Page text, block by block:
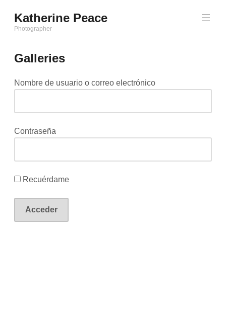
al
contenido
Katherine Peace
Photographer
Galleries
Nombre de usuario o correo electrónico
Contraseña
Recuérdame